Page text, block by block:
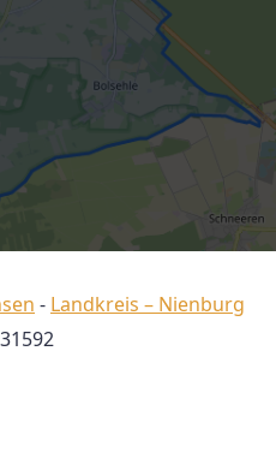
- Landkreis – Nienburg